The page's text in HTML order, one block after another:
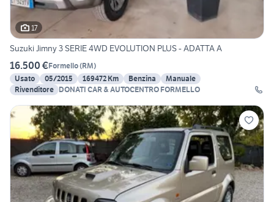
17
Suzuki Jimny 3 SERIE 4WD EVOLUTION PLUS - ADATTA A
16.500 €Formello(RM)
Usato
05/2015 169472 Km Benzina
Manuale
Rivenditore DONATI CAR & AUTOCENTRO FORMELLO